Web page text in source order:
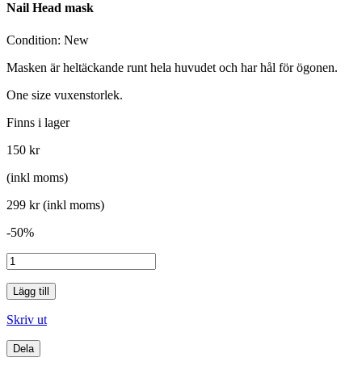
Nail Head mask
Condition: New
Masken är heltäckande runt hela huvudet och har hål för ögonen.
One size vuxenstorlek.
Finns i lager
150 kr
(inkl moms)
299 kr(inkl moms)
-50%
Lägg till
Skriv ut
Dela